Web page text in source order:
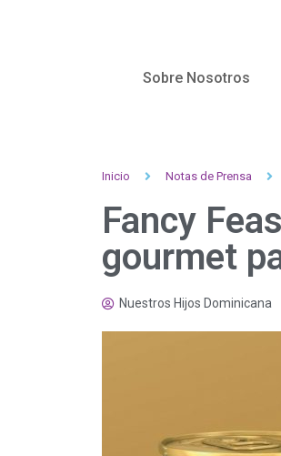
Sobre Nosotros
Inicio Notas de Prensa
Fancy
gourmet
Nuestros Hijos Dominicana